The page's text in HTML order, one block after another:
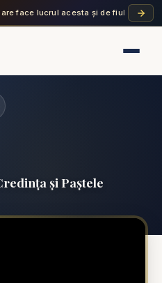
face lucrul acesta și de fiul omului
și Paștele